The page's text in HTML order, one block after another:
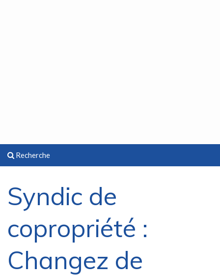
Recherche
Syndic de
copropriété :
Changez de